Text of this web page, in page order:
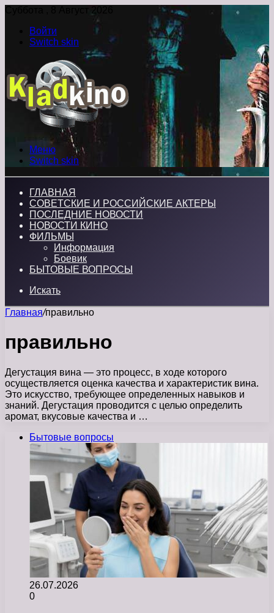
Суббота , 8 Август 2026
Войти
Switch skin
Меню
Switch skin
ГЛАВНАЯ
СОВЕТСКИЕ И РОССИЙСКИЕ АКТЕРЫ
ПОСЛЕДНИЕ НОВОСТИ
НОВОСТИ КИНО
ФИЛЬМЫ
Информация
Боевик
БЫТОВЫЕ ВОПРОСЫ
Искать
Главная/правильно
правильно
Дегустация вина — это процесс, в ходе которого
осуществляется оценка качества и характеристик вина.
Это искусство, требующее определенных навыков и
знаний. Дегустация проводится с целью определить
аромат, вкусовые качества и …
Бытовые вопросы
26.07.2026
0